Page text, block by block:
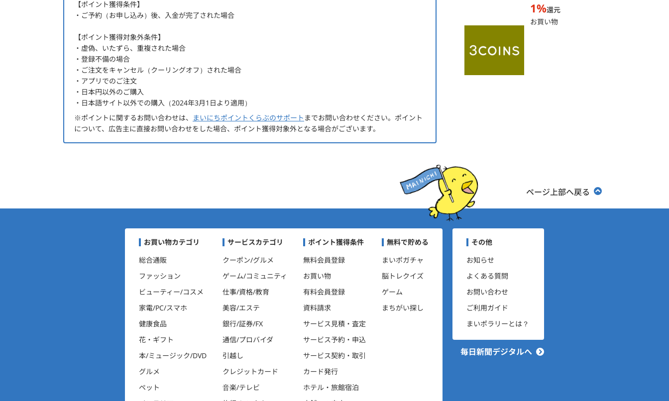
【ポイント獲得条件】
・ご予約（お申し込み）後、入金が完了された場合
【ポイント獲得対象外条件】
・虚偽、いたずら、重複された場合
・登録不備の場合
・ご注文をキャンセル（クーリングオフ）された場合
・アプリでのご注文
・日本円以外のご購入
・日本語サイト以外での購入（2024年3月1日より適用）
※ポイントに関するお問い合わせは、 まいにちポイントくらぶのサポート までお問い合わせください。ポイント
について、広告主に直接お問い合わせをした場合、ポイント獲得対象外となる場合がございます。
CLOSET ONLINE
STORE（パルクロ
ーゼットオンライ
1%還元
お買い物
ページ上部へ戻る
まいにちポイントくらぶナビゲーション
お買い物カテゴリ
総合通販
ファッション
ビューティー/コスメ
家電/PC/スマホ
健康食品
花・ギフト
本/ミュージック/DVD
グルメ
ペット
サービスカテゴリ
クーポン/グルメ
ゲーム/コミュニティ
仕事/資格/教育
美容/エステ
銀行/証券/FX
通信/プロバイダ
引越し
クレジットカード
音楽/テレビ
ポイント獲得条件
無料会員登録
お買い物
有料会員登録
資料請求
サービス見積・査定
サービス予約・申込
サービス契約・取引
カード発行
ホテル・旅館宿泊
無料で貯める
まいポガチャ
脳トレクイズ
ゲーム
まちがい探し
ユーザーナビゲーション
その他
お知らせ
よくある質問
お問い合わせ
ご利用ガイド
まいポラリーとは？
毎日新聞デジタルへ